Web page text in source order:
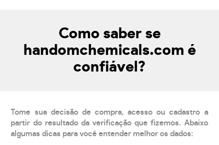
Como saber se
handomchemicals.com é
confiável?
Tome sua decisão de compra, acesso ou cadastro a
partir do resultado da verificação que fizemos. Abaixo
algumas dicas para você entender melhor os dados: